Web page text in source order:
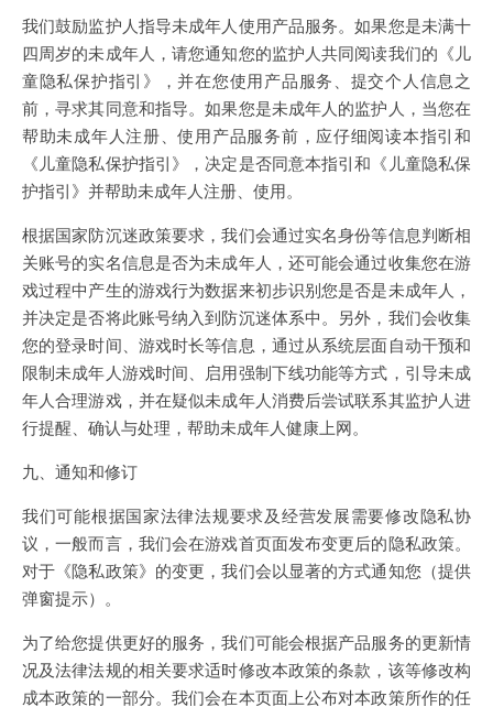
我们鼓励监护人指导未成年人使用产品服务。如果您是未满十
四周岁的未成年人，请您通知您的监护人共同阅读我们的《儿
童隐私保护指引》，并在您使用产品服务、提交个人信息之
前，寻求其同意和指导。如果您是未成年人的监护人，当您在
帮助未成年人注册、使用产品服务前，应仔细阅读本指引和
《儿童隐私保护指引》，决定是否同意本指引和《儿童隐私保
护指引》并帮助未成年人注册、使用。
根据国家防沉迷政策要求，我们会通过实名身份等信息判断相
关账号的实名信息是否为未成年人，还可能会通过收集您在游
戏过程中产生的游戏行为数据来初步识别您是否是未成年人，
并决定是否将此账号纳入到防沉迷体系中。另外，我们会收集
您的登录时间、游戏时长等信息，通过从系统层面自动干预和
限制未成年人游戏时间、启用强制下线功能等方式，引导未成
年人合理游戏，并在疑似未成年人消费后尝试联系其监护人进
行提醒、确认与处理，帮助未成年人健康上网。
九、通知和修订
我们可能根据国家法律法规要求及经营发展需要修改隐私协
议，一般而言，我们会在游戏首页面发布变更后的隐私政策。
对于《隐私政策》的变更，我们会以显著的方式通知您（提供
弹窗提示）。
为了给您提供更好的服务，我们可能会根据产品服务的更新情
况及法律法规的相关要求适时修改本政策的条款，该等修改构
成本政策的一部分。我们会在本页面上公布对本政策所作的任